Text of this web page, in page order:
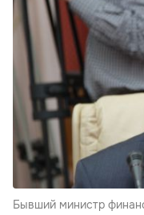
Бывший министр